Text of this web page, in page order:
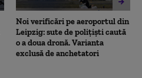
Noi verificări pe aeroportul din
Leipzig: sute de polițiști caută
o a doua dronă. Varianta
exclusă de anchetatori